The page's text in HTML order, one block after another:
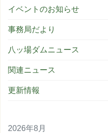
イベントのお知らせ
事務局だより
八ッ場ダムニュース
関連ニュース
更新情報
2026年8月